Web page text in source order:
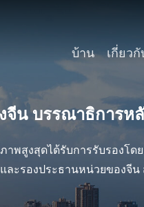
บ้าน เกี่ยวกั
น บรรณาธิการห
าพสูงสุดได้รับการรับรองโ
ละรองประธานหน่วยของจี